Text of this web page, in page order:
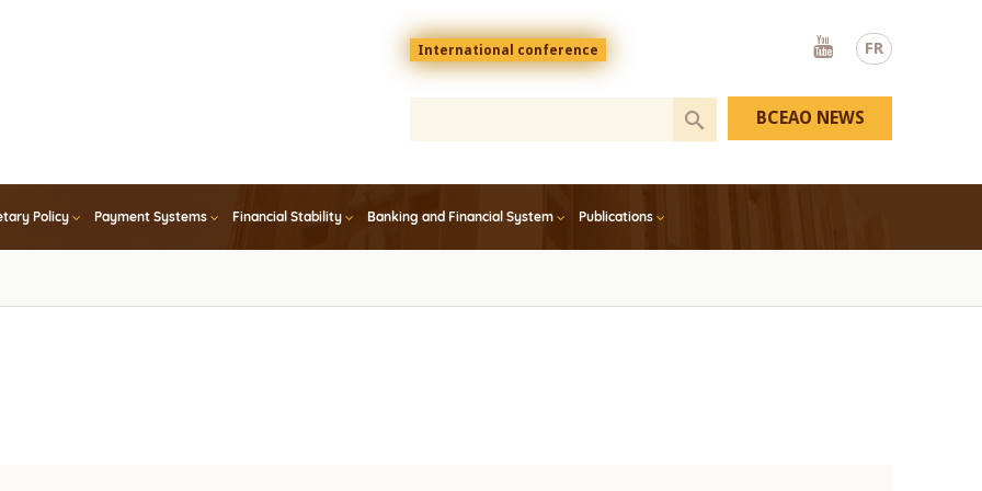
FR
Menu
top
En
International conference
Youtube
Policy Payment Systems Financial Stability Banking and Financial System Publications
BCEAO NEWS